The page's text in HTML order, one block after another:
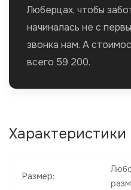
Люберцах, чтобы
начиналась не с
звонка нам. А
всего 59 200.
Характеристики
Размер: